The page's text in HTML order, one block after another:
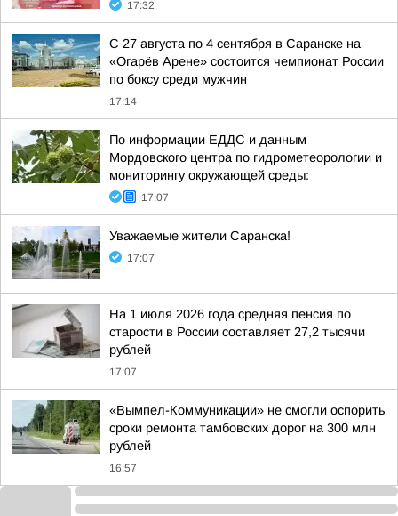
17:32
С 27 августа по 4 сентября в Саранске на
«Огарёв Арене» состоится чемпионат России
по боксу среди мужчин
17:14
По информации ЕДДС и данным
Мордовского центра по гидрометеорологии и
мониторингу окружающей среды:
17:07
Уважаемые жители Саранска!
17:07
На 1 июля 2026 года средняя пенсия по
старости в России составляет 27,2 тысячи
рублей
17:07
«Вымпел-Коммуникации» не смогли оспорить
сроки ремонта тамбовских дорог на 300 млн
рублей
16:57